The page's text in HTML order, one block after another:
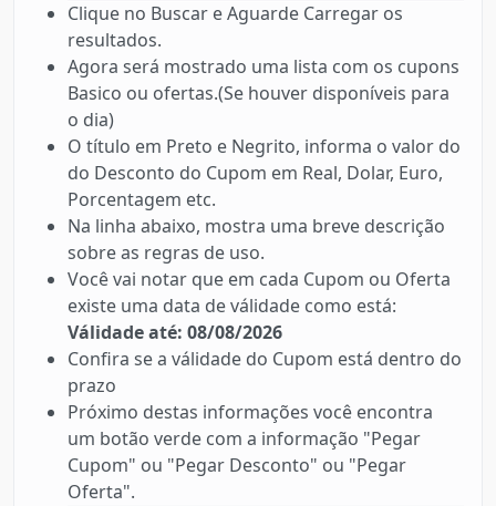
Clique no Buscar e Aguarde Carregar os
resultados.
Agora será mostrado uma lista com os cupons
Basico ou ofertas.(Se houver disponíveis para
o dia)
O título em Preto e Negrito, informa o valor do
do Desconto do Cupom em Real, Dolar, Euro,
Porcentagem etc.
Na linha abaixo, mostra uma breve descrição
sobre as regras de uso.
Você vai notar que em cada Cupom ou Oferta
existe uma data de válidade como está:
Válidade até: 08/08/2026
Confira se a válidade do Cupom está dentro do
prazo
Próximo destas informações você encontra
um botão verde com a informação "Pegar
Cupom" ou "Pegar Desconto" ou "Pegar
Oferta".